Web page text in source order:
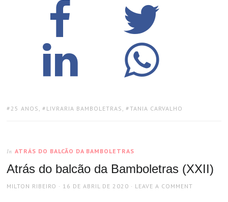
TAGS:
25 ANOS , LIVRARIA BAMBOLETRAS , TANIA CARVALHO
In ATRÁS DO BALCÃO DA BAMBOLETRAS
Atrás do balcão da Bamboletras (XXII)
AUTHOR
MILTON RIBEIRO
POSTED
16 DE ABRIL DE 2020 LEAVE A COMMENT